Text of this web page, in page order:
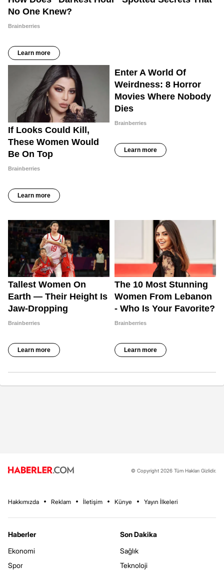
© Copyright 2026 Tüm Hakları Gizlidir.
Hakkımızda Reklam İletişim Künye Yayın İlkeleri
Haberler
Ekonomi
Spor
Son Dakika
Sağlık
Teknoloji